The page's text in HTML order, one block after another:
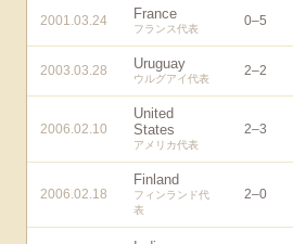
2001.03.24 France
フランス代表
0–5
2003.03.28 Uruguay
ウルグアイ代表
2–2
2006.02.10
United
States
アメリカ代表
2–3
2006.02.18
Finland
フィンランド代
表
2–0